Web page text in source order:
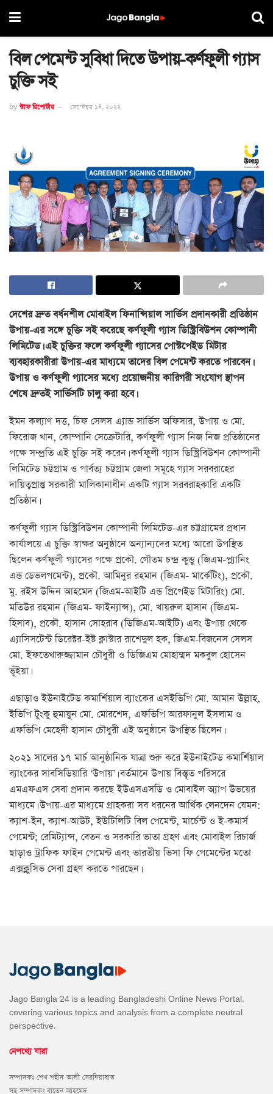
বিল পেমেন্ট সুবিধা দিতে উপায়-কর্ণফুলী গ্যাস
চুক্তি সই
by স্টাফ রিপোর্টার সেপ্টেম্বর ১৪, ২০২২
দেশের দ্রুত বর্ধনশীল মোবাইল ফিনান্সিয়াল সার্ভিস প্রদানকারী প্রতিষ্ঠান
উপায়-এর সঙ্গে চুক্তি সই করেছে কর্ণফুলী গ্যাস ডিস্ট্রিবিউশন কোম্পানী
লিমিটেড। এই চুক্তির ফলে কর্ণফুলী গ্যাসের পোস্টপেইড মিটার
ব্যবহারকারীরা উপায়-এর মাধ্যমে তাদের বিল পেমেন্ট করতে পারবেন।
উপায় ও কর্ণফুলী গ্যাসের মধ্যে প্রয়োজনীয় কারিগরী সংযোগ স্থাপন
শেষে দ্রুতই সার্ভিসটি চালু করা হবে।
ইমন কল্যাণ দত্ত, চিফ সেলস এ্যান্ড সার্ভিস অফিসার, উপায় ও মো.
ফিরোজ খান, কোম্পানি সেক্রেটারি, কর্ণফুলী গ্যাস নিজ নিজ প্রতিষ্ঠানের
পক্ষে সম্প্রতি এই চুক্তি সই করেন। কর্ণফুলী গ্যাস ডিস্ট্রিবিউশন কোম্পানী
লিমিটেড চট্টগ্রাম ও পার্বত্য চট্টগ্রাম জেলা সমূহে গ্যাস সরবরাহের
দায়িত্বপ্রাপ্ত সরকারী মালিকানাধীন একটি গ্যাস সরবরাহকারি একটি
প্রতিষ্ঠান।
কর্ণফুলী গ্যাস ডিস্ট্রিবিউশন কোম্পানী লিমিটেড-এর চট্টগ্রামের প্রধান
কার্যালয়ে এ চুক্তি স্বাক্ষর অনুষ্ঠানে অন্যান্যদের মধ্যে আরো উপস্থিত
ছিলেন কর্ণফুলী গ্যাসের পক্ষে প্রকৌ. গৌতম চন্দ্র কুন্ডু (জিএম-প্ল্যানিং
এন্ড ডেভলপমেন্ট), প্রকৌ. আমিনুর রহমান (জিএম- মার্কেটিং), প্রকৌ.
মু. রইস উদ্দিন আহমেদ (জিএম-আইটি এন্ড প্রিপেইড মিটারিং) মো.
মতিউর রহমান (জিএম- ফাইন্যান্স), মো. খায়রুল হাসান (জিএম-
হিসাব), প্রকৌ. হাসান সোহরাব (ডিজিএম-আইটি) এবং উপায় থেকে
এ্যাসিসটেন্ট ডিরেক্টর-ইষ্ট ক্লাস্টার রাশেদুল হক, জিএম-বিজনেস সেলস
মো. ইফতেখারুজ্জামান চৌধুরী ও ডিজিএম মোহাম্মদ মকবুল হোসেন
ভূঁইয়া।
এছাড়াও ইউনাইটেড কমার্শিয়াল ব্যাংকের এসইভিপি মো. আমান উল্লাহ,
ইভিপি টুংকু হুমায়ুন মো. মোরশেদ, এফভিপি আরফানুল ইসলাম ও
এফভিপি মেহেদী হাসান চৌধুরী এই অনুষ্ঠানে উপস্থিত ছিলেন।
২০২১ সালের ১৭ মার্চ আনুষ্ঠানিক যাত্রা শুরু করে ইউনাইটেড কমার্শিয়াল
ব্যাংকের সাবসিডিয়ারি ‘উপায়’। বর্তমানে উপায় বিস্তৃত পরিসরে
এমএফএস সেবা প্রদান করছে ইউএসএসডি ও মোবাইল অ্যাপ উভয়ের
মাধ্যমে। উপায়-এর মাধ্যমে গ্রাহকরা সব ধরনের আর্থিক লেনদেন যেমন:
ক্যাশ-ইন, ক্যাশ-আউট, ইউটিলিটি বিল পেমেন্ট, মার্চেন্ট ও ই-কমার্স
পেমেন্ট; রেমিট্যান্স, বেতন ও সরকারি ভাতা গ্রহণ এবং মোবাইল রিচার্জ
ছাড়াও ট্রাফিক ফাইন পেমেন্ট এবং ভারতীয় ভিসা ফি পেমেন্টের মতো
এক্সক্লুসিভ সেবা গ্রহণ করতে পারছেন।
Jago Bangla 24 is a leading Bangladeshi Online News Portal,
covering various topics and analysis from a complete neutral
perspective.
নেপথ্যে যারা
সম্পাদকঃ শেখ শহীদ আলী সেরনিয়াবাত
সহ সম্পাদকঃ বাতেন আহমেদ